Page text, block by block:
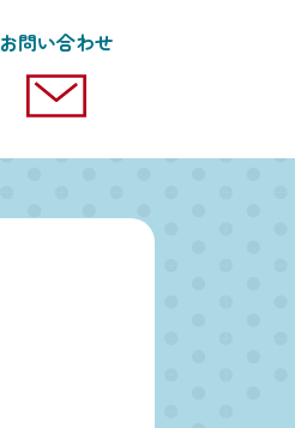
お問い合わせ